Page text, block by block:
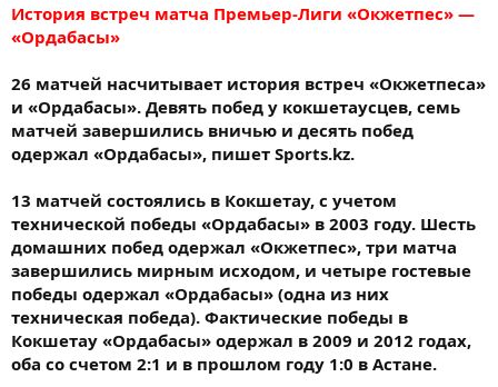
История встреч матча Премьер-Лиги «Окжетпес» —
«Ордабасы»
26 матчей насчитывает история встреч «Окжетпеса»
и «Ордабасы». Девять побед у кокшетаусцев, семь
матчей завершились вничью и десять побед
одержал «Ордабасы», пишет Sports.kz.
13 матчей состоялись в Кокшетау, с учетом
технической победы «Ордабасы» в 2003 году. Шесть
домашних побед одержал «Окжетпес», три матча
завершились мирным исходом, и четыре гостевые
победы одержал «Ордабасы» (одна из них
техническая победа). Фактические победы в
Кокшетау «Ордабасы» одержал в 2009 и 2012 годах,
оба со счетом 2:1 и в прошлом году 1:0 в Астане.